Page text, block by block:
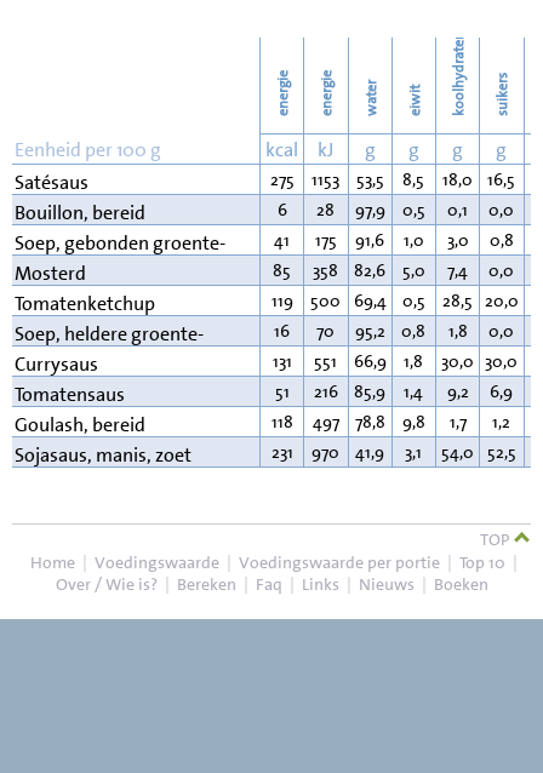
23
energie energie water eiwit koolhydraten suikers
Eenheid per 100 g kcal kJ g g g g
Satésaus
275 1153 53,5 8,5 18,0 16,5
Bouillon, bereid 6 28 97,9 0,5 0,1 0,0
Soep, gebonden groente- 41 175 91,6 1,0 3,0 0,8
Mosterd 85 358 82,6 5,0 7,4 0,0
Tomatenketchup 119 500 69,4 0,5 28,5 20,0
Soep, heldere groente- 16 70 95,2 0,8 1,8 0,0
Currysaus 131 551 66,9 1,8 30,0 30,0
Tomatensaus 51 216 85,9 1,4 9,2 6,9
Goulash, bereid 118 497 78,8 9,8 1,7 1,2
Sojasaus, manis, zoet 231 970 41,9 3,1 54,0 52,5
TOP
Home | Voedingswaarde | Voedingswaarde per portie | Top 10 |
Over / Wie is? | Bereken | Faq | Links | Nieuws | Boeken